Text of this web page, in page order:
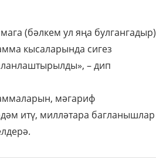
(бәлкем ул яңа булгангадыр)
кысаларында сигез
– дип
мәгариф
итү, милләтара багланышлар